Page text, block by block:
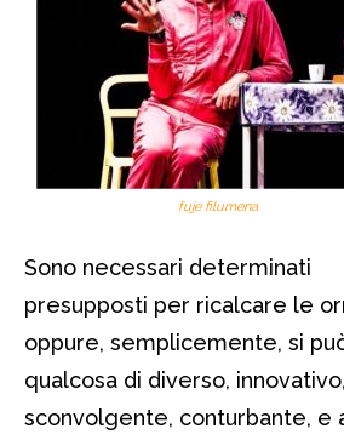
fuje filumena
Sono necessari determinati
presupposti per ricalcare le
oppure, semplicemente, si
qualcosa di diverso, innovativo,
sconvolgente, conturbante, e